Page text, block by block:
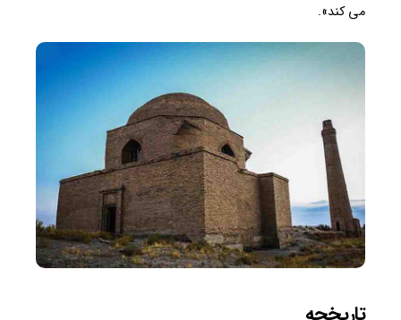
می کند».